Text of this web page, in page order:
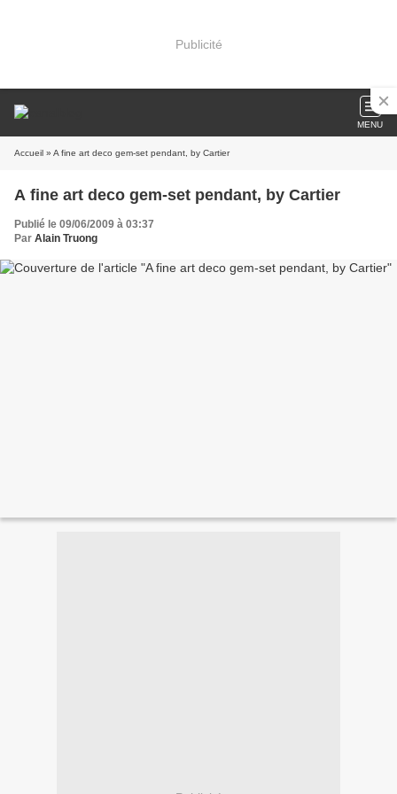
Publicité
MENU
Accueil » A fine art deco gem-set pendant, by Cartier
A fine art deco gem-set pendant, by Cartier
Publié le 09/06/2009 à 03:37
Par Alain Truong